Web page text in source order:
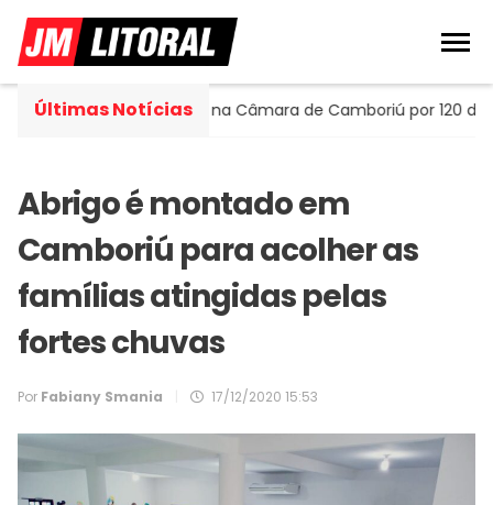
Últimas Notícias
assume cadeira na Câmara de Camboriú por 120 dias
Abrigo é montado em
Camboriú para acolher as
famílias atingidas pelas
fortes chuvas
Por Fabiany Smania 17/12/2020 15:53